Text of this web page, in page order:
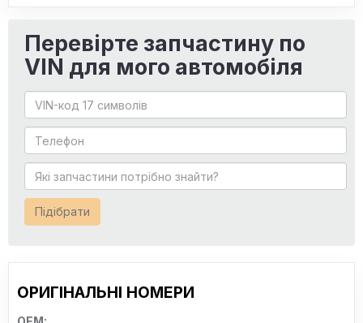
Перевірте запчастину по
VIN для мого автомобіля
Підібрати
ОРИГІНАЛЬНІ НОМЕРИ